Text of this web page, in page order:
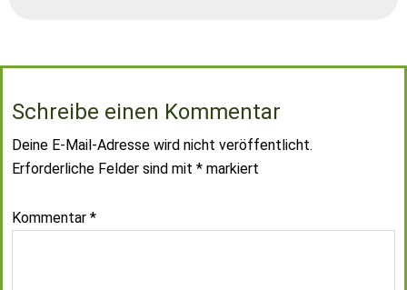
Schreibe einen Kommentar
Deine E-Mail-Adresse wird nicht veröffentlicht.
Erforderliche Felder sind mit * markiert
Kommentar *